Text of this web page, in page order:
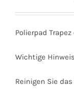
Polierpad Trapez
Wichtige
Reinigen Sie